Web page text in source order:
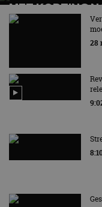
MET KORTING
AUTORAI
EV Experience
28